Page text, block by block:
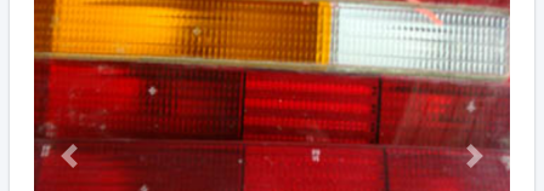
Previous Next